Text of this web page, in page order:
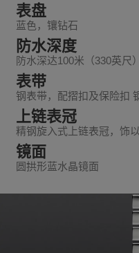
表盘
蓝色，镶钻石
防水深度
防水深达100米（330英尺）
表带
钢表带，配摺扣及保险扣
上链表冠
精钢旋入式上链表冠，饰
镜面
圆拱形蓝水晶镜面